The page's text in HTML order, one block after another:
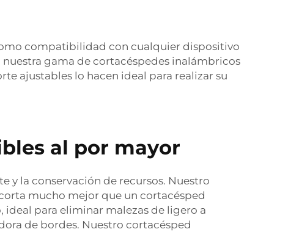
compatibilidad con cualquier dispositivo
gama de cortacéspedes inalámbricos
ajustables lo hacen ideal para realizar su
al por mayor
la conservación de recursos. Nuestro
mucho mejor que un cortacésped
para eliminar malezas de ligero a
de bordes. Nuestro cortacésped